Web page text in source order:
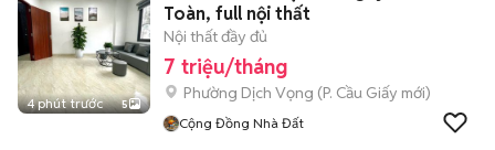
4 phút trước 5
Toàn, full nội thất
Nội thất đầy đủ
7 triệu/tháng
Phường Dịch Vọng (P. Cầu Giấy mới)
Cộng Đồng Nhà Đất